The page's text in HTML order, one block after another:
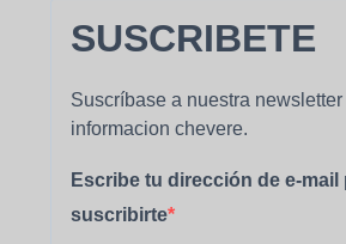
SUSCRIBETE
Suscríbase a nuestra
informacion chevere.
Escribe tu dirección de e-mail
suscribirte